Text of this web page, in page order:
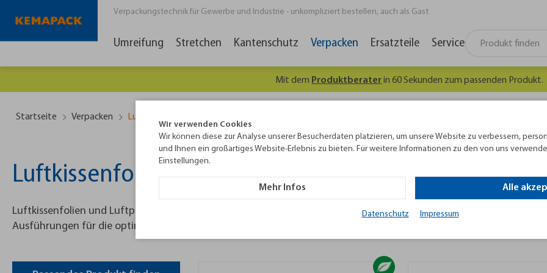
Verpackungstechnik für Gewerbe und Industrie - unkompliziert bestellen, auch als Gast
Umreifung Stretchen Kantenschutz Verpacken Ersatzteile Service
Es lohnt sich, gut informiert zu sein. Hier geht'szum kostenlosen
Startseite Verpacken Luftkissenfolie
Luftkissenfolie und Luftpolsterverpackung
Luftkissenfolien und Luftpolsterverpackungen mit % Rezyklatanteil für das bewährte Mini Pak'r System in
Ausführungen für die optimale Hohlraumausfüllung und Polsterung Ihrer Ware
Wir verwenden Cookies
Wir können diese zur Analyse unserer Besucherdaten platzieren, um unsere Website zu verbessern,
und Ihnen ein großartiges Website-Erlebnis zu bieten. Für weitere Informationen zu den von uns
Einstellungen.
Mehr Infos Alle
Datenschutz Impressum